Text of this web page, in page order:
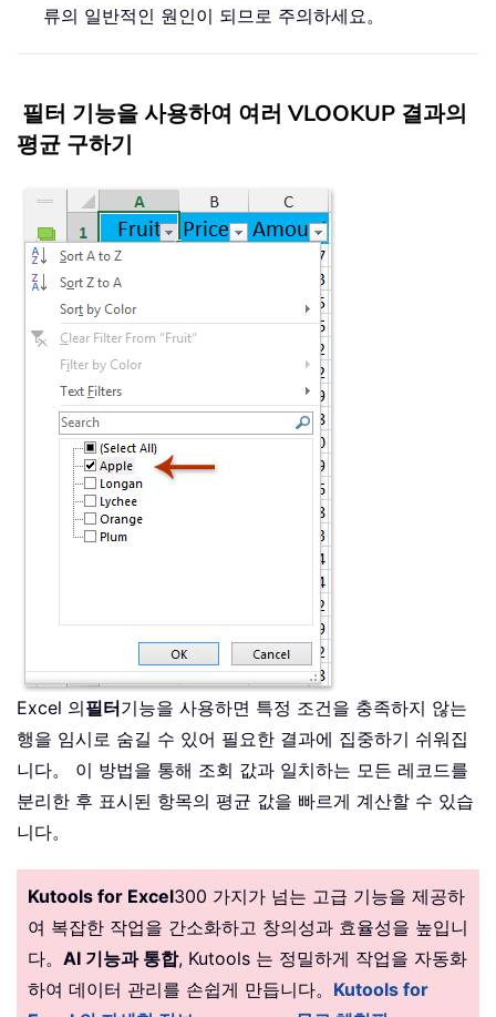
류의 일반적인 원인이 되므로 주의하세요。
필터 기능을 사용하여 여러 VLOOKUP 결과의
평균 구하기
Excel 의필터기능을 사용하면 특정 조건을 충족하지 않는
행을 임시로 숨길 수 있어 필요한 결과에 집중하기 쉬워집
니다。 이 방법을 통해 조회 값과 일치하는 모든 레코드를
분리한 후 표시된 항목의 평균 값을 빠르게 계산할 수 있습
니다。
Kutools for Excel300 가지가 넘는 고급 기능을 제공하
여 복잡한 작업을 간소화하고 창의성과 효율성을 높입니
다。 AI 기능과 통합, Kutools 는 정밀하게 작업을 자동화
하여 데이터 관리를 손쉽게 만듭니다。 Kutools for